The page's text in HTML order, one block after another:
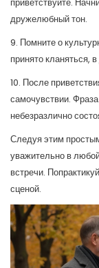
дружелюбный тон.
9. Помните о
принято кланяться,
10. После
самочувствии.
небезразлично
Следуя этим
уважительно в
встречи.
сценой.